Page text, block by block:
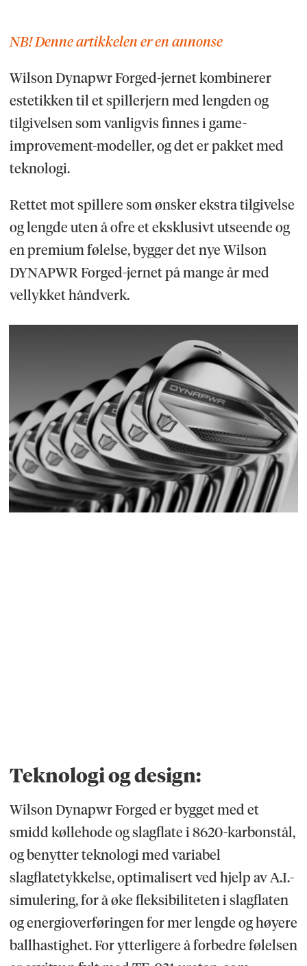
NB! Denne artikkelen er en annonse
Wilson Dynapwr Forged-jernet kombinerer
estetikken til et spillerjern med lengden og
tilgivelsen som vanligvis finnes i game-
improvement-modeller, og det er pakket med
teknologi.
Rettet mot spillere som ønsker ekstra tilgivelse
og lengde uten å ofre et eksklusivt utseende og
en premium følelse, bygger det nye Wilson
DYNAPWR Forged-jernet på mange år med
vellykket håndverk.
Teknologi og design:
Wilson Dynapwr Forged er bygget med et
smidd køllehode og slagflate i 8620-karbonstål,
og benytter teknologi med variabel
slagflatetykkelse, optimalisert ved hjelp av A.I.-
simulering, for å øke fleksibiliteten i slagflaten
og energioverføringen for mer lengde og høyere
ballhastighet. For ytterligere å forbedre følelsen